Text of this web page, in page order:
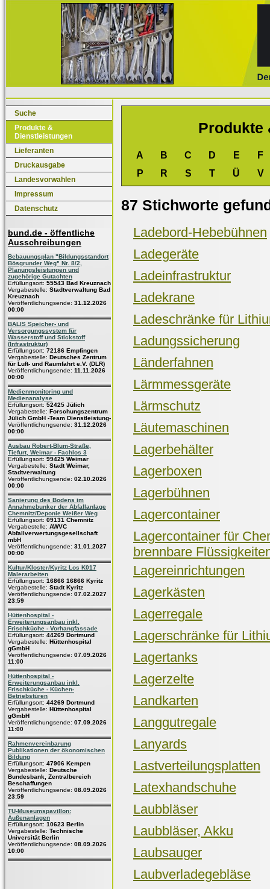
Suche
Produkte &
Dienstleistungen
Lieferanten
Druckausgabe
Landesvorwahlen
Impressum
Datenschutz
bund.de - öffentliche
Ausschreibungen
Bebauungsplan "Bildungsstandort
Bösgrunder Weg" Nr. 8/2,
Planungsleistungen und
zugehörige Gutachten
Erfüllungsort: 55543 Bad Kreuznach
Vergabestelle: Stadtverwaltung Bad
Kreuznach
Veröffentlichungsende: 31.12.2026
00:00
BALIS Speicher- und
Versorgungssystem für
Wasserstoff und Stickstoff
(Infrastruktur)
Erfüllungsort: 72186 Empfingen
Vergabestelle: Deutsches Zentrum
für Luft- und Raumfahrt e.V. (DLR)
Veröffentlichungsende: 11.11.2026
00:00
Medienmonitoring und
Medienanalyse
Erfüllungsort: 52425 Jülich
Vergabestelle: Forschungszentrum
Jülich GmbH -Team Dienstleistung-
Veröffentlichungsende: 31.12.2026
00:00
Ausbau Robert-Blum-Straße,
Tiefurt, Weimar - Fachlos 3
Erfüllungsort: 99425 Weimar
Vergabestelle: Stadt Weimar,
Stadtverwaltung
Veröffentlichungsende: 02.10.2026
00:00
Sanierung des Bodens im
Annahmebunker der Abfallanlage
Chemnitz/Deponie Weißer Weg
Erfüllungsort: 09131 Chemnitz
Vergabestelle: AWVC
Abfallverwertungsgesellschaft
mbH
Veröffentlichungsende: 31.01.2027
00:00
Kultur/Kloster/Kyritz Los K017
Malerarbeiten
Erfüllungsort: 16866 16866 Kyritz
Vergabestelle: Stadt Kyritz
Veröffentlichungsende: 07.02.2027
23:59
Hüttenhospital -
Erweiterungsanbau inkl.
Frischküche - Vorhangfassade
Erfüllungsort: 44269 Dortmund
Vergabestelle: Hüttenhospital
gGmbH
Veröffentlichungsende: 07.09.2026
11:00
Hüttenhospital -
Erweiterungsanbau inkl.
Frischküche - Küchen-
Betriebstüren
Erfüllungsort: 44269 Dortmund
Vergabestelle: Hüttenhospital
gGmbH
Veröffentlichungsende: 07.09.2026
11:00
Rahmenvereinbarung
Publikationen der ökonomischen
Bildung
Erfüllungsort: 47906 Kempen
Vergabestelle: Deutsche
Bundesbank, Zentralbereich
Beschaffungen
Veröffentlichungsende: 08.09.2026
23:59
TU-Museumspavillon:
Außenanlagen
Erfüllungsort: 10623 Berlin
Vergabestelle: Technische
Universität Berlin
Veröffentlichungsende: 08.09.2026
10:00
Produkte
A B C D E
F
P
R S T Ü V
87 Stichworte
Ladebord-Hebebühnen
Ladegeräte
Ladeinfrastruktur
Ladekrane
Ladeschränke für
Ladungssicherung
Länderfahnen
Lärmmessgeräte
Lärmschutz
Läutemaschinen
Lagerbehälter
Lagerboxen
Lagerbühnen
Lagercontainer
Lagercontainer für
brennbare
Lagereinrichtungen
Lagerkästen
Lagerregale
Lagerschränke für
Lagertanks
Lagerzelte
Landkarten
Langgutregale
Lanyards
Lastverteilungsplatten
Latexhandschuhe
Laubbläser
Laubbläser, Akku
Laubsauger
Laubverladegebläse